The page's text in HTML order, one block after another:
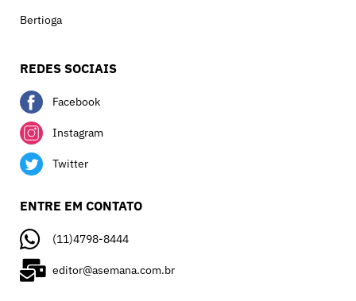
Bertioga
REDES SOCIAIS
Facebook
Instagram
Twitter
ENTRE EM CONTATO
(11)4798-8444
editor@asemana.com.br